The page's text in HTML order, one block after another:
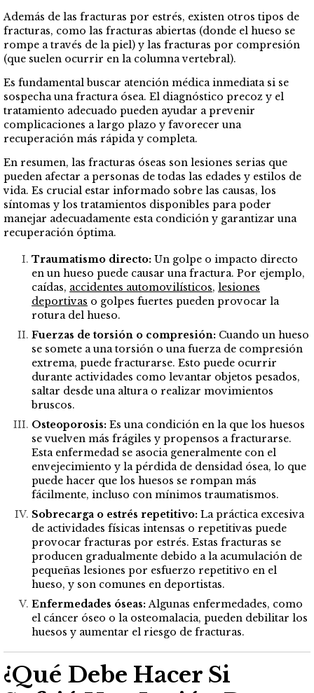
Además de las fracturas por estrés, existen otros tipos de
fracturas, como las fracturas abiertas (donde el hueso se
rompe a través de la piel) y las fracturas por compresión
(que suelen ocurrir en la columna vertebral).
Es fundamental buscar atención médica inmediata si se
sospecha una fractura ósea. El diagnóstico precoz y el
tratamiento adecuado pueden ayudar a prevenir
complicaciones a largo plazo y favorecer una
recuperación más rápida y completa.
En resumen, las fracturas óseas son lesiones serias que
pueden afectar a personas de todas las edades y estilos de
vida. Es crucial estar informado sobre las causas, los
síntomas y los tratamientos disponibles para poder
manejar adecuadamente esta condición y garantizar una
recuperación óptima.
Traumatismo directo: Un golpe o impacto directo
en un hueso puede causar una fractura. Por ejemplo,
caídas, accidentes automovilísticos, lesiones
deportivas o golpes fuertes pueden provocar la
rotura del hueso.
Fuerzas de torsión o compresión: Cuando un hueso
se somete a una torsión o una fuerza de compresión
extrema, puede fracturarse. Esto puede ocurrir
durante actividades como levantar objetos pesados,
saltar desde una altura o realizar movimientos
bruscos.
Osteoporosis: Es una condición en la que los huesos
se vuelven más frágiles y propensos a fracturarse.
Esta enfermedad se asocia generalmente con el
envejecimiento y la pérdida de densidad ósea, lo que
puede hacer que los huesos se rompan más
fácilmente, incluso con mínimos traumatismos.
Sobrecarga o estrés repetitivo: La práctica excesiva
de actividades físicas intensas o repetitivas puede
provocar fracturas por estrés. Estas fracturas se
producen gradualmente debido a la acumulación de
pequeñas lesiones por esfuerzo repetitivo en el
hueso, y son comunes en deportistas.
Enfermedades óseas:Algunas enfermedades, como
el cáncer óseo o la osteomalacia, pueden debilitar los
huesos y aumentar el riesgo de fracturas.
¿Qué Debe Hacer Si